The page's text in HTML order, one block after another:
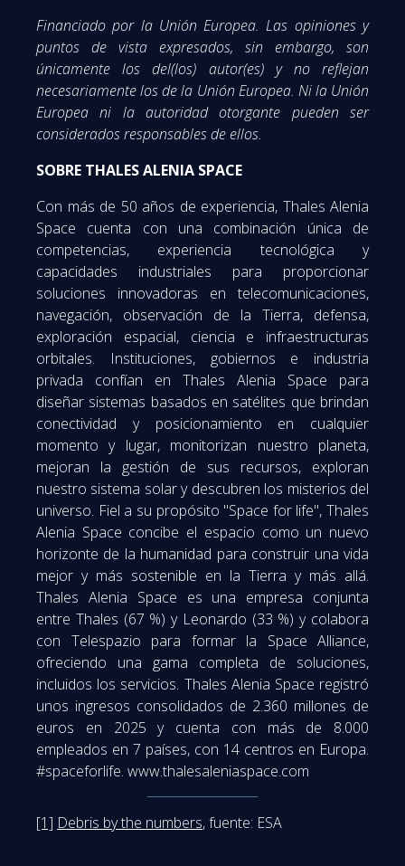
Financiado por la Unión Europea. Las opiniones y
puntos de vista expresados, sin embargo, son
únicamente los del(los) autor(es) y no reflejan
necesariamente los de la Unión Europea. Ni la Unión
Europea ni la autoridad otorgante pueden ser
considerados responsables de ellos.
SOBRE THALES ALENIA SPACE
Con más de 50 años de experiencia, Thales Alenia
Space cuenta con una combinación única de
competencias, experiencia tecnológica y
capacidades industriales para proporcionar
soluciones innovadoras en telecomunicaciones,
navegación, observación de la Tierra, defensa,
exploración espacial, ciencia e infraestructuras
orbitales. Instituciones, gobiernos e industria
privada confían en Thales Alenia Space para
diseñar sistemas basados en satélites que brindan
conectividad y posicionamiento en cualquier
momento y lugar, monitorizan nuestro planeta,
mejoran la gestión de sus recursos, exploran
nuestro sistema solar y descubren los misterios del
universo. Fiel a su propósito "Space for life", Thales
Alenia Space concibe el espacio como un nuevo
horizonte de la humanidad para construir una vida
mejor y más sostenible en la Tierra y más allá.
Thales Alenia Space es una empresa conjunta
entre Thales (67 %) y Leonardo (33 %) y colabora
con Telespazio para formar la Space Alliance,
ofreciendo una gama completa de soluciones,
incluidos los servicios. Thales Alenia Space registró
unos ingresos consolidados de 2.360 millones de
euros en 2025 y cuenta con más de 8.000
empleados en 7 países, con 14 centros en Europa.
#spaceforlife. www.thalesaleniaspace.com
[1] Debris by the numbers, fuente: ESA